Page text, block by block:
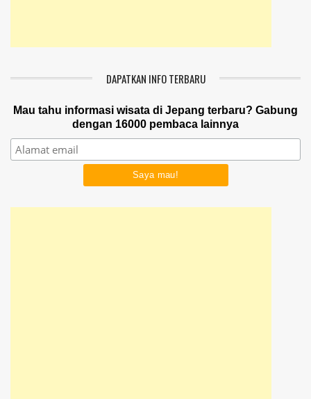
DAPATKAN INFO TERBARU
Mau tahu informasi wisata di Jepang terbaru? Gabung
dengan 16000 pembaca lainnya